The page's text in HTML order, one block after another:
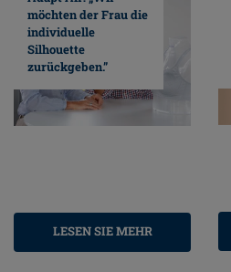
möchten der Frau die
individuelle
Silhouette
zurückgeben.”
LESEN SIE MEHR